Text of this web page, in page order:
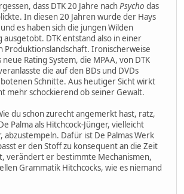
dass DTK 20 Jahre nachPsycho das
In diesen 20 Jahren wurde der Hays
es haben sich die jungen Wilden
ausgetobt. DTK entstand also in einer
Produktionslandschaft. Ironischerweise
Rating System, die MPAA, von DTK
die auf den BDs und DVDs
Schnitte. Aus heutiger Sicht wirkt
mehr schockierend ob seiner Gewalt.
du schon zurecht angemerkt hast, ratz,
Palma als Hitchcock-Jünger, vielleicht
abzustempeln. Dafür ist De Palmas Werk
er den Stoff zu konsequent an die Zeit
verändert er bestimmte Mechanismen,
Grammatik Hitchcocks, wie es niemand